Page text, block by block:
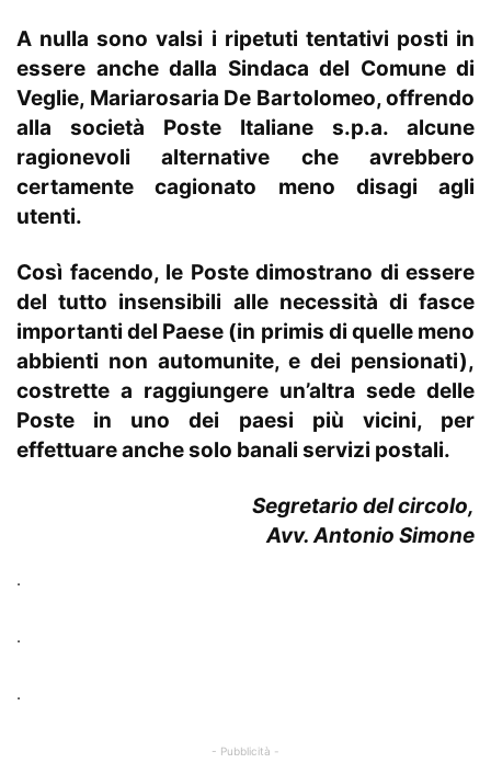
A nulla sono valsi i ripetuti tentativi posti in
essere anche dalla Sindaca del Comune di
Veglie, Mariarosaria De Bartolomeo, offrendo
alla società Poste Italiane s.p.a. alcune
ragionevoli alternative che avrebbero
certamente cagionato meno disagi agli
utenti.
Così facendo, le Poste dimostrano di essere
del tutto insensibili alle necessità di fasce
importanti del Paese (in primis di quelle meno
abbienti non automunite, e dei pensionati),
costrette a raggiungere un’altra sede delle
Poste in uno dei paesi più vicini, per
effettuare anche solo banali servizi postali.
Segretario del circolo,
Avv. Antonio Simone
.
.
.
- Pubblicità -